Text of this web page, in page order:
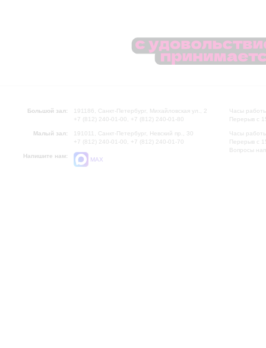
Большой зал:
191186, Санкт-Петербург, Михайловская ул., 2
+7 (812) 240-01-00, +7 (812) 240-01-80
Малый зал:
191011, Санкт-Петербург, Невский пр., 30
+7 (812) 240-01-00, +7 (812) 240-01-70
Напишите нам:
MAX
Часы
Перерыв с
Часы
Перерыв с
Вопросы